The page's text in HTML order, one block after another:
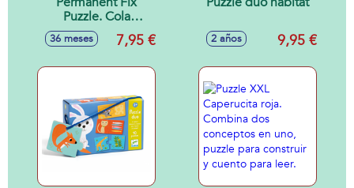
Puzzle. Cola
Permantente para
Puzzles.
36 meses 7,95 € 2 años 9,95 €